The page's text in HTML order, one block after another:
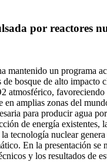
por reactores
un programa
bosque de alto
amplias zonas del
para producir agua
de energía
nuclear
En la presentación se
y los resultados de